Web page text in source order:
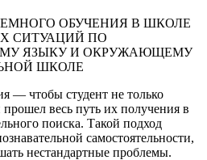
— чтобы студент не только
весь путь их получения в
поиска. Такой подход
самостоятельности,
нестандартные проблемы.